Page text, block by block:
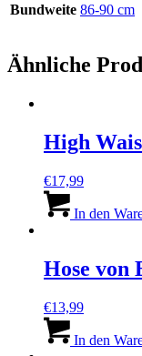
Bundweite 86-90 cm
Ähnliche
High
€17,99
In den
Hose von
€13,99
In den